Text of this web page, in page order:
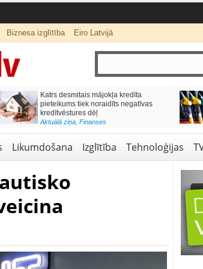
Biznesa izglītība Eiro Latvijā
Katrs desmitais mājokļa kredīta
pieteikums tiek noraidīts negatīvas
kredītvēstures dēļ
Aktuālā ziņa, Finanses
Likumdošana Izglītība Tehnoloģijas